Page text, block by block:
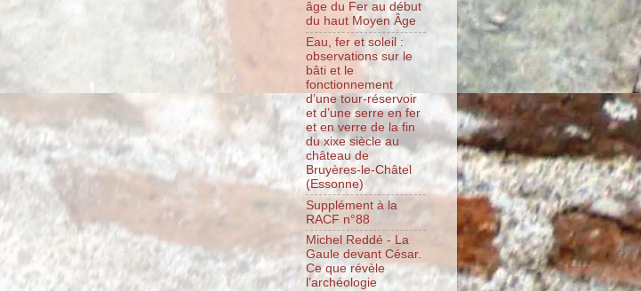
âge du Fer au début
du haut Moyen Âge
Eau, fer et soleil :
observations sur le
bâti et le
fonctionnement
d’une tour-réservoir
et d’une serre en fer
et en verre de la fin
du xixe siècle au
château de
Bruyères-le-Châtel
(Essonne)
Supplément à la
RACF n°88
Michel Reddé - La
Gaule devant César.
Ce que révèle
l’archéologie